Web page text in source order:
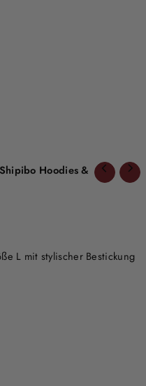
Shipibo Hoodies &
L mit stylischer Bestickung